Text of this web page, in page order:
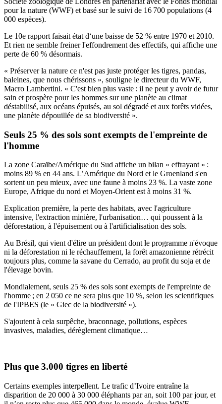
pour la nature (WWF) et basé sur le suivi de 16 700 populations (4
000 espèces).
Le 10e rapport faisait état d‘une baisse de 52 % entre 1970 et 2010.
Et rien ne semble freiner l'effondrement des effectifs, qui affiche une
perte de 60 % désormais.
« Préserver la nature ce n'est pas juste protéger les tigres, pandas,
baleines, que nous chérissons », souligne le directeur du WWF,
Macro Lambertini. « C'est bien plus vaste : il ne peut y avoir de futur
sain et prospère pour les hommes sur une planète au climat
déstabilisé, aux océans épuisés, au sol dégradé et aux forêts vidées,
une planète dépouillée de sa biodiversité ».
Seuls 25 % des sols sont exempts de l'empreinte de
l'homme
La zone Caraïbe/Amérique du Sud affiche un bilan « effrayant » :
moins 89 % en 44 ans. L’Amérique du Nord et le Groenland s'en
sortent un peu mieux, avec une faune à moins 23 %. La vaste zone
Europe, Afrique du nord et Moyen-Orient est à moins 31 %.
Explication première, la perte des habitats, avec l'agriculture
intensive, l'extraction minière, l'urbanisation… qui poussent à la
déforestation, à l'épuisement ou à l'artificialisation des sols.
Au Brésil, qui vient d'élire un président dont le programme n'évoque
ni la déforestation ni le réchauffement, la forêt amazonienne rétrécit
toujours plus, comme la savane du Cerrado, au profit du soja et de
l'élevage bovin.
Mondialement, seuls 25 % des sols sont exempts de l'empreinte de
l'homme ; en 2 050 ce ne sera plus que 10 %, selon les scientifiques
de l'IPBES (le « Giec de la biodiversité »).
S'ajoutent à cela surpêche, braconnage, pollutions, espèces
invasives, maladies, dérèglement climatique…
Plus que 3.000 tigres en liberté
Certains exemples interpellent. Le trafic d’Ivoire entraîne la
disparition de 20 000 à 30 000 éléphants par an, soit 100 par jour, et